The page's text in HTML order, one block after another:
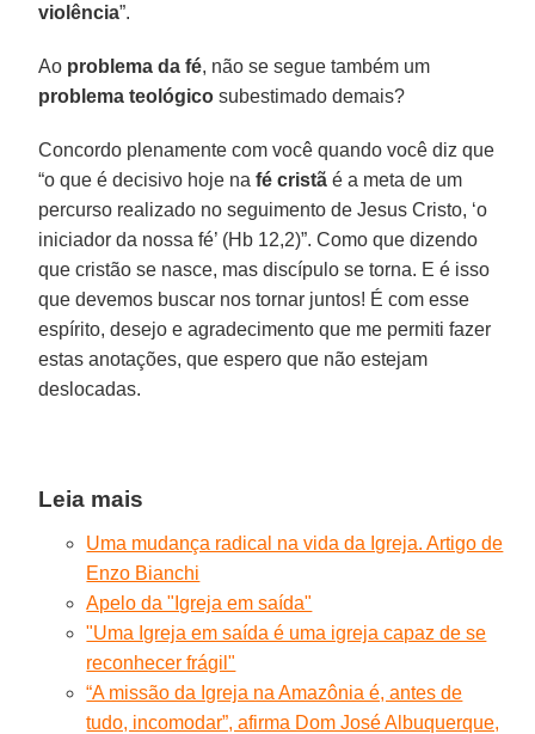
violência”.
Ao problema da fé, não se segue também um
problema teológico subestimado demais?
Concordo plenamente com você quando você diz que
“o que é decisivo hoje nafé cristã é a meta de um
percurso realizado no seguimento de Jesus Cristo, ‘o
iniciador da nossa fé’ (Hb 12,2)”. Como que dizendo
que cristão se nasce, mas discípulo se torna. E é isso
que devemos buscar nos tornar juntos! É com esse
espírito, desejo e agradecimento que me permiti fazer
estas anotações, que espero que não estejam
deslocadas.
Leia mais
Uma mudança radical na vida da Igreja. Artigo de
Enzo Bianchi
Apelo da "Igreja em saída"
"Uma Igreja em saída é uma igreja capaz de se
reconhecer frágil"
“A missão da Igreja na Amazônia é, antes de
tudo, incomodar”, afirma Dom José Albuquerque,